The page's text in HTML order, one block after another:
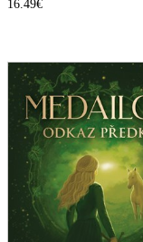
16.49€